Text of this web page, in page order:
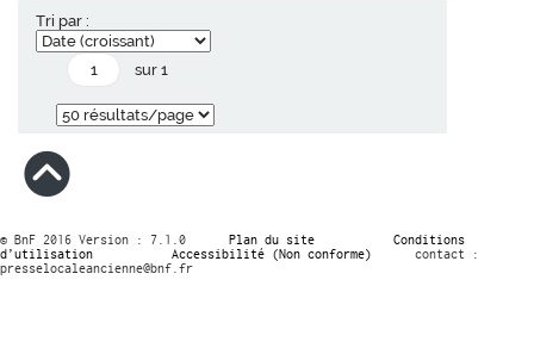
Tri par :
sur 1
© BnF 2016 Version : 7.1.0 Plan du site
Conditions
d’utilisation
Accessibilité (Non conforme)
contact :
presselocaleancienne@bnf.fr